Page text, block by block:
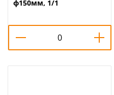
ф150мм, 1/1